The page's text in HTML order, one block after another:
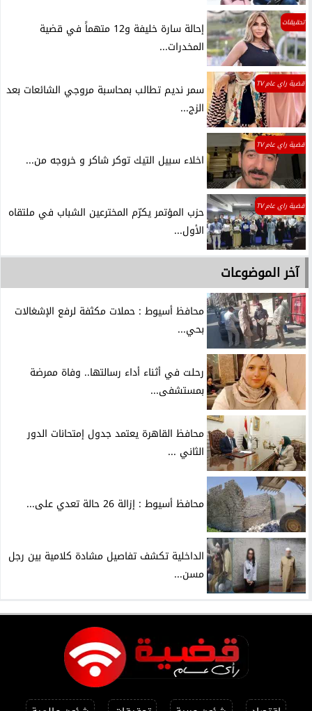
تحقيقات
إحالة سارة خليفة و12 متهماً في قضية
المخدرات...
قضية راي عام TV
سمر نديم تطالب بمحاسبة مروجي الشائعات بعد
الزج...
قضية راي عام TV
اخلاء سبيل التيك توكر شاكر و خروجه من...
قضية راي عام TV
حزب المؤتمر يكرّم المخترعين الشباب في ملتقاه
الأول...
آخر الموضوعات
محافظ أسيوط : حملات مكثفة لرفع الإشغالات
بحي...
رحلت في أثناء أداء رسالتها.. وفاة ممرضة
بمستشفى...
محافظ القاهرة يعتمد جدول إمتحانات الدور
الثاني ...
محافظ أسيوط : إزالة 26 حالة تعدي على...
الداخلية تكشف تفاصيل مشادة كلامية بين رجل
مسن...